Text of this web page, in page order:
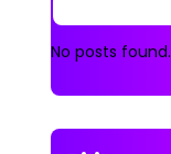
No posts found.